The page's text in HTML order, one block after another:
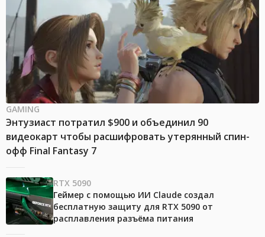
GAMING
Энтузиаст потратил $900 и объединил 90
видеокарт чтобы расшифровать утерянный спин-
офф Final Fantasy 7
RTX 5090
Геймер с помощью ИИ Claude создал
бесплатную защиту для RTX 5090 от
расплавления разъёма питания